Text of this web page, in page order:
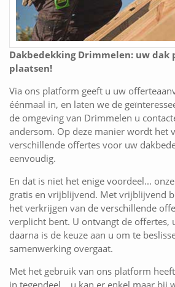
Dakbedekking Drimmelen: uw dak
plaatsen!
Via ons platform geeft u uw
éénmaal in, en laten we de
de omgeving van Drimmelen u
andersom. Op deze manier wordt het
verschillende offertes voor uw
eenvoudig.
En dat is niet het enige voordeel...
gratis en vrijblijvend. Met vrijblijvend
het verkrijgen van de verschillende
verplicht bent. U ontvangt de offertes,
daarna is de keuze aan u om te
samenwerking overgaat.
Met het gebruik van ons platform